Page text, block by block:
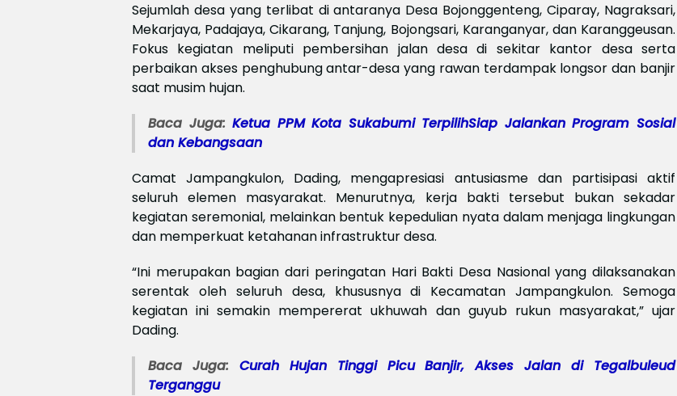
Sejumlah desa yang terlibat di antaranya Desa Bojonggenteng, Ciparay, Nagraksari,
Mekarjaya, Padajaya, Cikarang, Tanjung, Bojongsari, Karanganyar, dan Karanggeusan.
Fokus kegiatan meliputi pembersihan jalan desa di sekitar kantor desa serta
perbaikan akses penghubung antar-desa yang rawan terdampak longsor dan banjir
saat musim hujan.
Baca Juga:‎Ketua PPM Kota Sukabumi Terpilih‎Siap Jalankan Program Sosial
dan Kebangsaan
Camat Jampangkulon, Dading, mengapresiasi antusiasme dan partisipasi aktif
seluruh elemen masyarakat. Menurutnya, kerja bakti tersebut bukan sekadar
kegiatan seremonial, melainkan bentuk kepedulian nyata dalam menjaga lingkungan
dan memperkuat ketahanan infrastruktur desa.
“Ini merupakan bagian dari peringatan Hari Bakti Desa Nasional yang dilaksanakan
serentak oleh seluruh desa, khususnya di Kecamatan Jampangkulon. Semoga
kegiatan ini semakin mempererat ukhuwah dan guyub rukun masyarakat,” ujar
Dading.
Baca Juga: Curah Hujan Tinggi Picu Banjir, Akses Jalan di Tegalbuleud
Terganggu